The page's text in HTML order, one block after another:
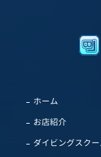
ホーム
お店紹介
ダイビングスク